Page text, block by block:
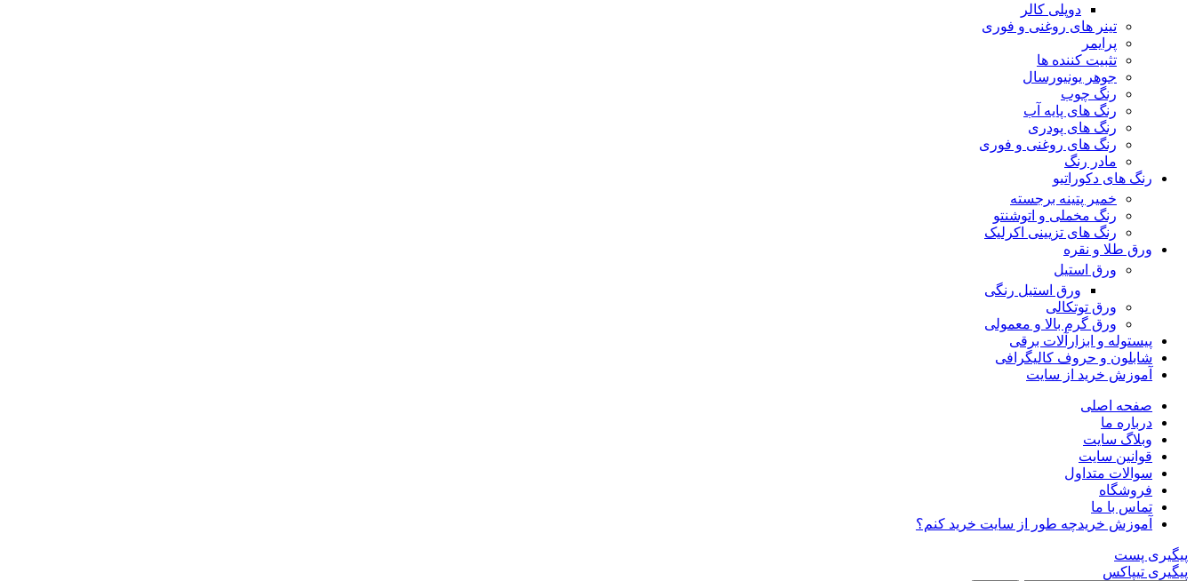
دوپلی کالر
تینر های روغنی و فوری
پرایمر
تثبیت کننده ها
جوهر یونیورسال
رنگ چوب
رنگ‌ های پایه آب
رنگ های پودری
رنگ‌ های روغنی و فوری
مادر رنگ
رنگ های دکوراتیو
خمیر پتینه برجسته
رنگ مخملی و اتوشنتو
رنگ های تزیینی اکرلیک
ورق طلا و نقره
ورق استیل
ورق استیل رنگی
ورق توتکالی
ورق گرم بالا و معمولی
پیستوله و ابزارآلات برقی
شابلون و حروف کالیگرافی
آموزش خرید از سایت
صفحه اصلی
درباره ما
وبلاگ سایت
قوانین سایت
سوالات متداول
فروشگاه
تماس با ما
آموزش خریدچه طور از سایت خرید کنم؟
پیگیری پست
پیگیری تیپاکس